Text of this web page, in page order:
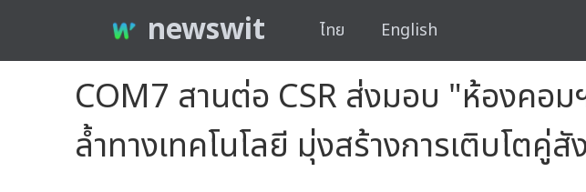
newswit ไทย English
COM7 สานต่อ CSR ส่งมอบ "ห้องคอม
ล้ำทางเทคโนโลยี มุ่งสร้างการเติบโตคู่